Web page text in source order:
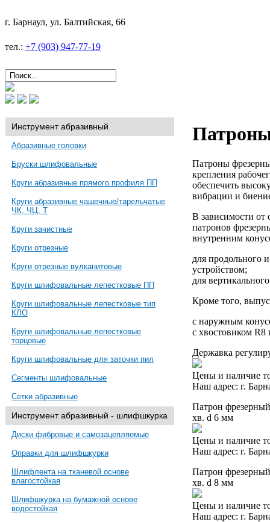
г. Барнаул, ул. Балтийская, 66
тел.: +7 (903) 947-77-19
Инструмент абразивный
Абразивные головки
Бруски шлифовальные
Круги абразивные прямого профиля ПП
Круги абразивные чашечные/тарельчатые
ЧК, ЧЦ, Т
Круги зачистные
Круги отрезные
Круги отрезные вулканитовые
Круги шлифовальные лепестковые ПП
Круги шлифовальные лепестковые тип
КЛО
Круги шлифовальные лепестковые
торцовые
Круги шлифовальные для заточки пил
Сегменты шлифовальные
Сетки абразивные
Инструмент абразивный - шлифшкурка
Диски фибровые и самозацепляемые
Оправки для шлифшкурки
Шлифлента на тканевой основе
влагостойкая
Шлифшкурка на бумажной основе
водостойкая
Патроны
крепления
обеспечить
вибрации и
В зависимости от
патронов
внутренним
для продольного
устройством;
для
Кроме того,
с наружным
с хвостовиком
Державка
Цены и наличие
Наш адрес: г.
Патрон
хв. d 6 мм
Цены и наличие
Наш адрес: г.
Патрон
хв. d 8 мм
Цены и наличие
Наш адрес: г.